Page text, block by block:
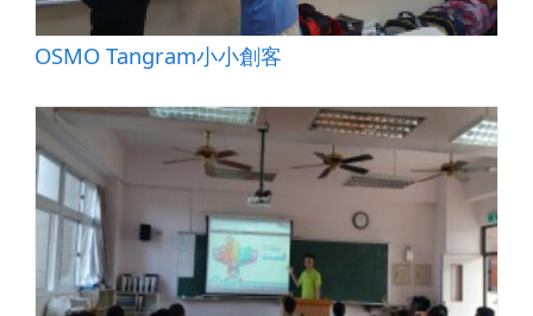
OSMO Tangram小小創客